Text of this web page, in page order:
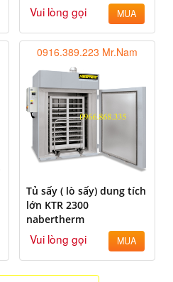
Vui lòng gọi MUA
0916.389.223 Mr.Nam
Tủ sấy ( lò sấy) dung tích
lớn KTR 2300
nabertherm
Vui lòng gọi MUA